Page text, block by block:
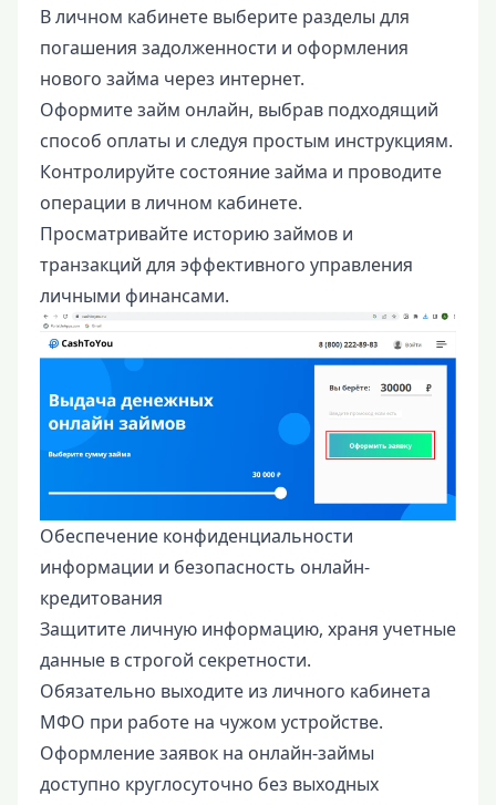
В личном кабинете выберите разделы для
погашения задолженности и оформления
нового займа через интернет.
Оформите займ онлайн, выбрав подходящий
способ оплаты и следуя простым инструкциям.
Контролируйте состояние займа и проводите
операции в личном кабинете.
Просматривайте историю займов и
транзакций для эффективного управления
личными финансами.
Обеспечение конфиденциальности
информации и безопасность онлайн-
кредитования
Защитите личную информацию, храня учетные
данные в строгой секретности.
Обязательно выходите из личного кабинета
МФО при работе на чужом устройстве.
Оформление заявок на онлайн-займы
доступно круглосуточно без выходных